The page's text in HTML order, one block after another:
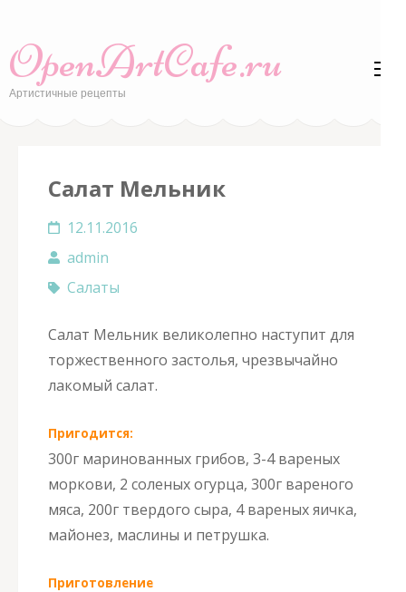
содержимому
(нажмите
OpenArtCafe.ru
Артистичные рецепты
Салат Мельник
12.11.2016
admin
Салаты
Салат Мельник великолепно наступит для
торжественного застолья, чрезвычайно
лакомый салат.
Пригодится:
300г маринованных грибов, 3-4 вареных
моркови, 2 соленых огурца, 300г вареного
мяса, 200г твердого сыра, 4 вареных яичка,
майонез, маслины и петрушка.
Приготовление